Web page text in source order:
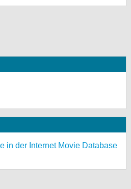
in der Internet Movie Database